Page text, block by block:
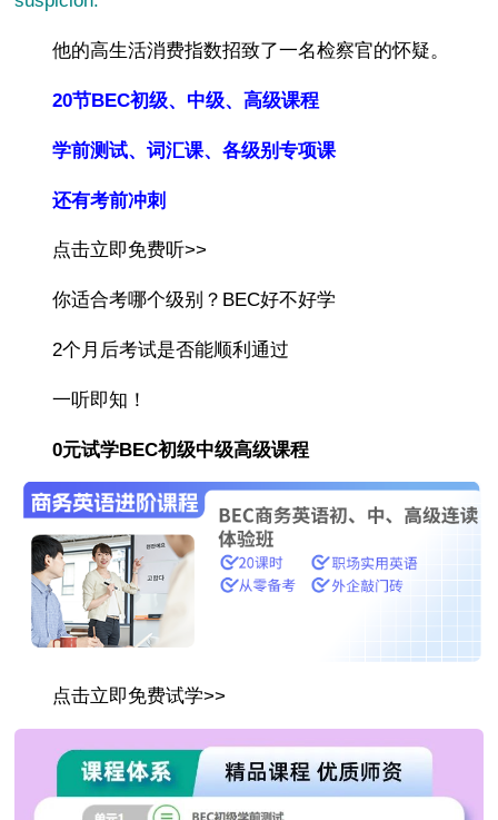
他的高生活消费指数招致了一名检察官的怀疑。
20节BEC初级、中级、高级课程
学前测试、词汇课、各级别专项课
还有考前冲刺
点击立即免费听>>
你适合考哪个级别？BEC好不好学
2个月后考试是否能顺利通过
一听即知！
0元试学BEC初级中级高级课程
点击立即免费试学>>